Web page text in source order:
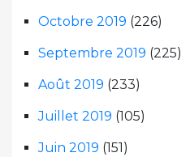
Octobre 2019 (226)
Septembre 2019 (225)
Août 2019 (233)
Juillet 2019 (105)
Juin 2019 (151)